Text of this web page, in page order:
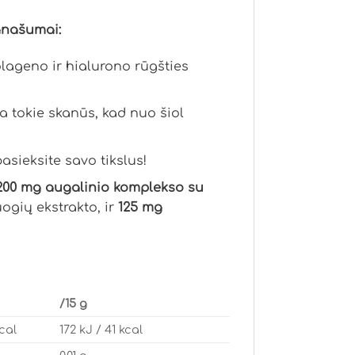
ir hialurono rūgšties
tokie skanūs, kad nuo šiol
savo tikslus!
mg augalinio komplekso su
ekstrakto, ir 125 mg
/15 g
172 kJ / 41 kcal